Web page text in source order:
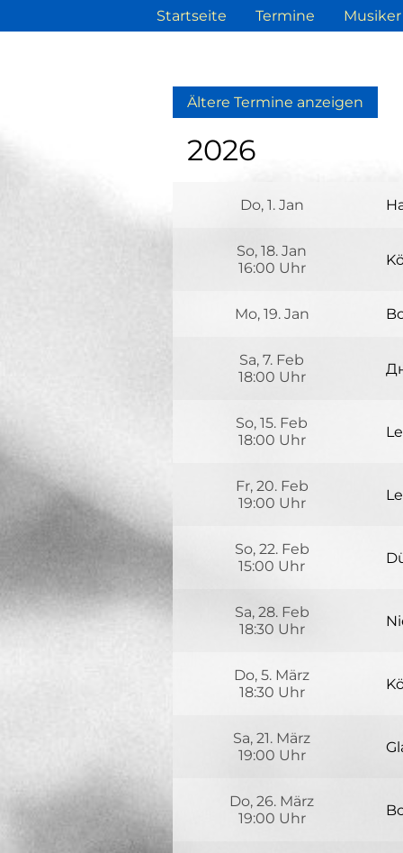
Startseite Termine Musiker
Ältere Termine anzeigen
2026
Do, 1. Jan
So, 18. Jan
16:00 Uhr
Mo, 19. Jan
Sa, 7. Feb
18:00 Uhr
So, 15. Feb
18:00 Uhr
Fr, 20. Feb
19:00 Uhr
So, 22. Feb
15:00 Uhr
Sa, 28. Feb
18:30 Uhr
Do, 5. März
18:30 Uhr
Sa, 21. März
19:00 Uhr
Do, 26. März
19:00 Uhr